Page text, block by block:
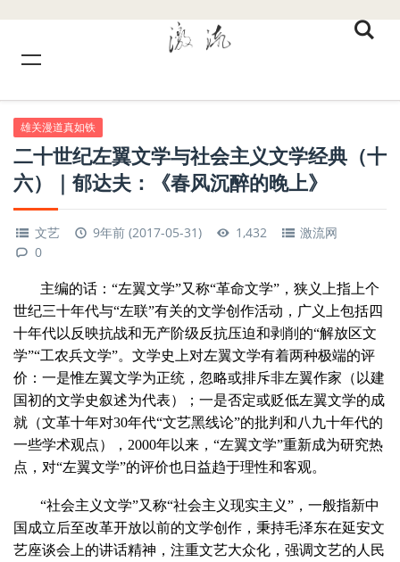
雄关漫道真如铁
二十世纪左翼文学与社会主义文学经典（十
六）｜郁达夫：《春风沉醉的晚上》
文艺 9年前 (2017-05-31) 1,432
激流网
0
主编的话：“左翼文学”又称“革命文学”，狭义上指上个
世纪三十年代与“左联”有关的文学创作活动，广义上包括四
十年代以反映抗战和无产阶级反抗压迫和剥削的“解放区文
学”“工农兵文学”。文学史上对左翼文学有着两种极端的评
价：一是惟左翼文学为正统，忽略或排斥非左翼作家（以建
国初的文学史叙述为代表）；一是否定或贬低左翼文学的成
就（文革十年对30年代“文艺黑线论”的批判和八九十年代的
一些学术观点）， 2000年以来，“左翼文学”重新成为研究热
点，对“左翼文学”的评价也日益趋于理性和客观。
“社会主义文学”又称“社会主义现实主义”，一般指新中
国成立后至改革开放以前的文学创作，秉持毛泽东在延安文
艺座谈会上的讲话精神，注重文艺大众化，强调文艺的人民